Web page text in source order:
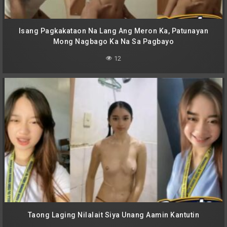
Isang Pagkakataon Na Lang Ang Meron Ka, Patunayan
Mong Nagbago Ka Na Sa Pagbayo
12
Taong Laging Nilalait Siya Unang Aamin Kantutin